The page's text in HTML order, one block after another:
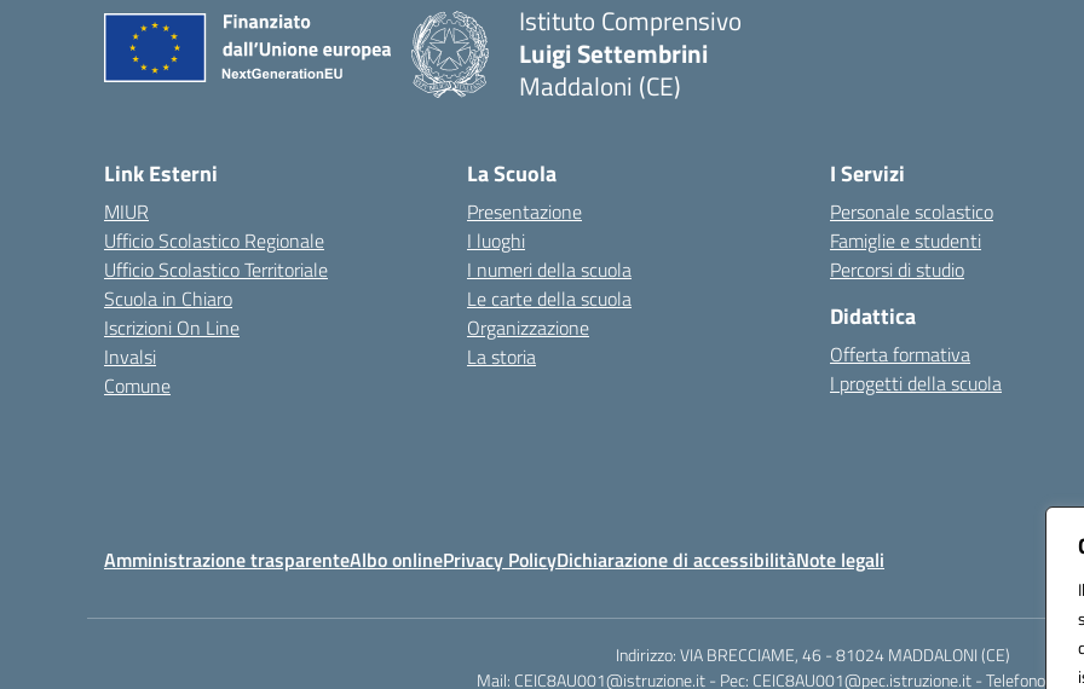
Istituto Comprensivo
Luigi Settembrini
Maddaloni (CE)
Link Esterni
MIUR
Ufficio Scolastico Regionale
Ufficio Scolastico Territoriale
Scuola in Chiaro
Iscrizioni On Line
Invalsi
Comune
La Scuola
Presentazione
I luoghi
I numeri della scuola
Le carte della scuola
Organizzazione
La storia
I Servizi
Personale scolastico
Famiglie e studenti
Percorsi di studio
Didattica
Offerta formativa
I progetti della scuola
Amministrazione trasparenteAlbo onlinePrivacy PolicyDichiarazione di accessibilitàNote legali
Indirizzo: VIA BRECCIAME, 46 - 81024 MADDALONI (CE)
Mail: CEIC8AU001@istruzione.it - Pec: CEIC8AU001@pec.istruzione.it - Telefono: